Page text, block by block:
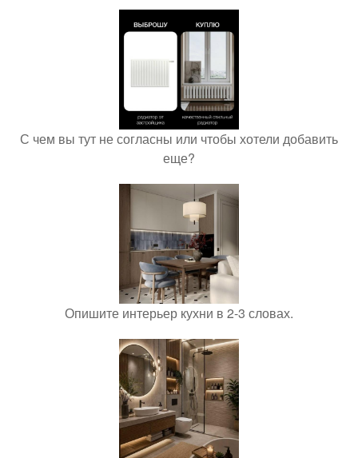
С чем вы тут не согласны или чтобы хотели добавить
еще?
Опишите интерьер кухни в 2-3 словах.